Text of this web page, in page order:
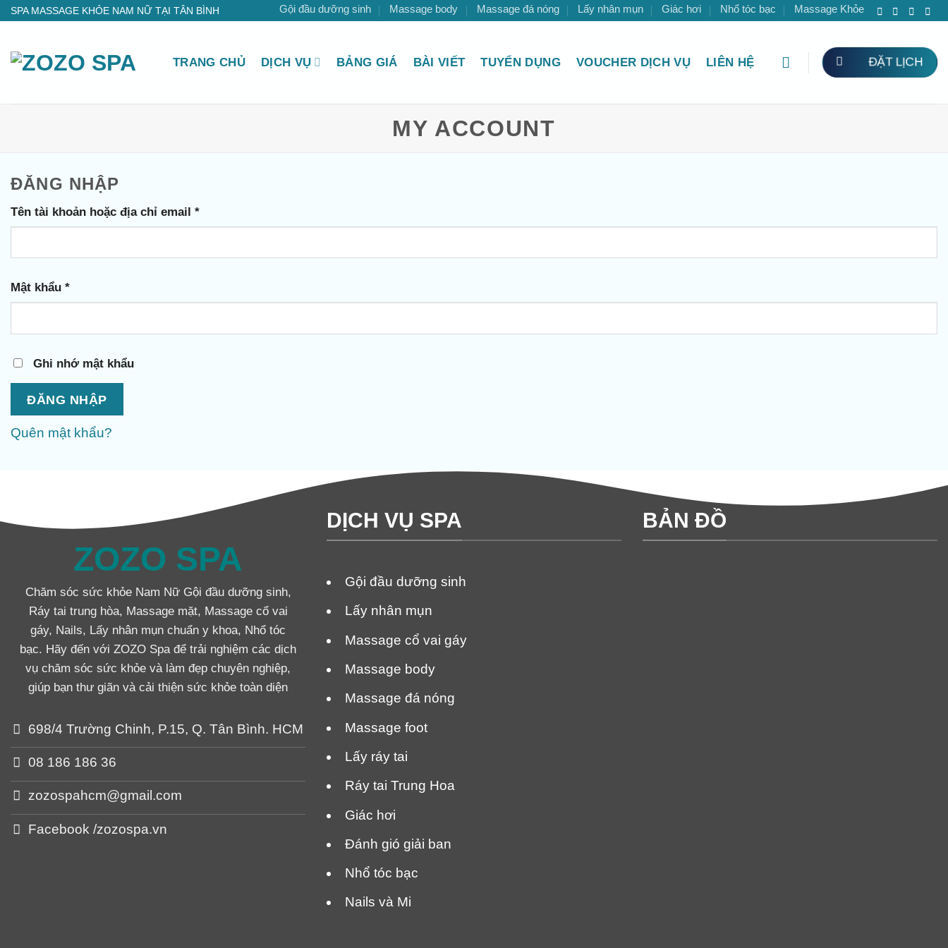
Bỏ
nội
dung
SPA MASSAGE KHỎE NAM NỮ TẠI TÂN BÌNH Gội đầu dưỡng sinh Massage body Massage đá nóng Lấy nhân mụn Giác hơi Nhổ tóc bạc Massage Khỏe
TRANG CHỦ DỊCH VỤ BẢNG GIÁ BÀI VIẾT TUYỂN DỤNG VOUCHER DỊCH VỤ LIÊN HỆ ĐẶT LỊCH
MY ACCOUNT
ĐĂNG NHẬP
Tên tài khoản hoặc địa chỉ email *Bắt
buộc
Mật khẩu *Bắt
buộc
Ghi nhớ mật khẩu
ĐĂNG NHẬP
Quên mật khẩu?
ZOZO SPA
Chăm sóc sức khỏe Nam Nữ Gội đầu dưỡng sinh,
Ráy tai trung hòa, Massage mặt, Massage cổ vai
gáy, Nails, Lấy nhân mụn chuẩn y khoa, Nhổ tóc
bạc. Hãy đến với ZOZO Spa để trải nghiệm các dịch
vụ chăm sóc sức khỏe và làm đẹp chuyên nghiệp,
giúp bạn thư giãn và cải thiện sức khỏe toàn diện
698/4 Trường Chinh, P.15, Q. Tân Bình. HCM
08 186 186 36
zozospahcm@gmail.com
Facebook /zozospa.vn
DỊCH VỤ SPA
Gội đầu dưỡng sinh
Lấy nhân mụn
Massage cổ vai gáy
Massage body
Massage đá nóng
Massage foot
Lấy ráy tai
Ráy tai Trung Hoa
Giác hơi
Đánh gió giải ban
Nhổ tóc bạc
Nails và Mi
BẢN ĐỒ